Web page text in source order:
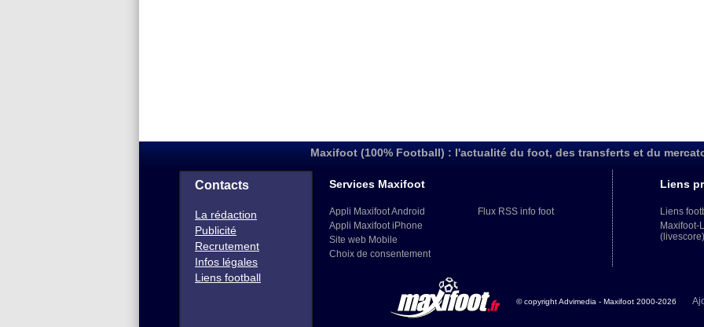
Maxifoot (100% Football) : l'actualité du foot, des transferts et du
Contacts
La rédaction
Publicité
Recrutement
Infos légales
Liens football
Services Maxifoot
Appli Maxifoot Android
Appli Maxifoot iPhone
Site web Mobile
Choix de consentement
Flux RSS info foot
Liens
Liens
Maxifoot-
(livescore)
© copyright Advimedia - Maxifoot 2000-2026